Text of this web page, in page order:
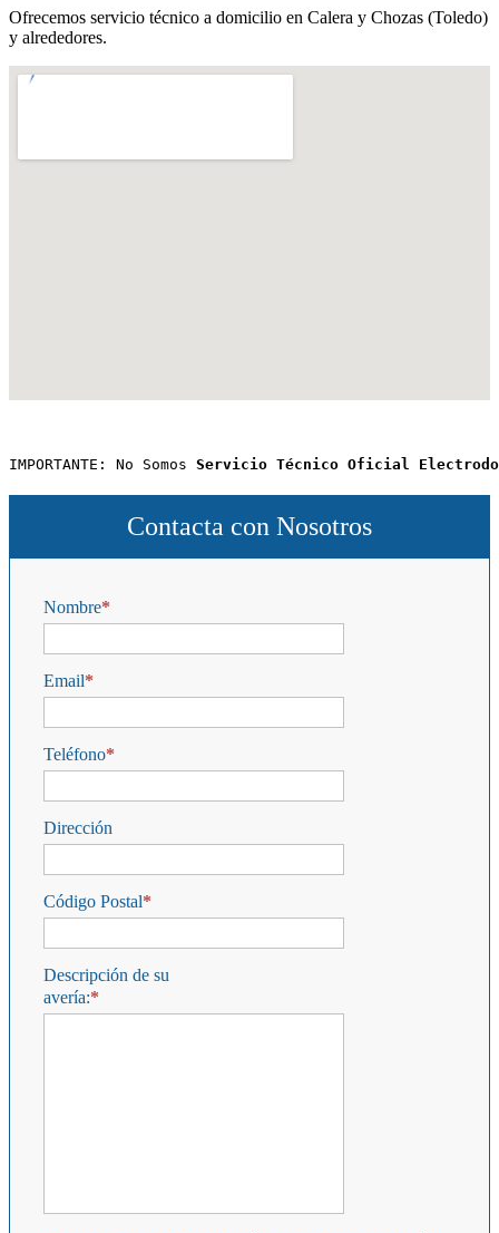
Ofrecemos servicio técnico a domicilio en Calera y Chozas (Toledo)
y alrededores.
IMPORTANTE: No Somos Servicio Técnico Oficial
Contacta con Nosotros
Nombre
Email
Teléfono
Dirección
Código Postal
Descripción de su
avería: